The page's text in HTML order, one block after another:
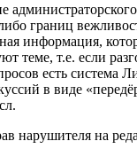
границ
информация,
теме, т.е. если
есть система
в виде
нарушителя на